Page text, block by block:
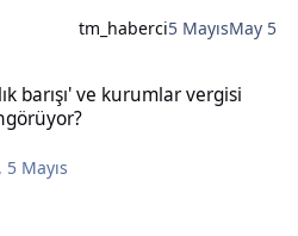
tm_haberci5 MayısMay 5
barışı' ve kurumlar vergisi
, 5 Mayıs